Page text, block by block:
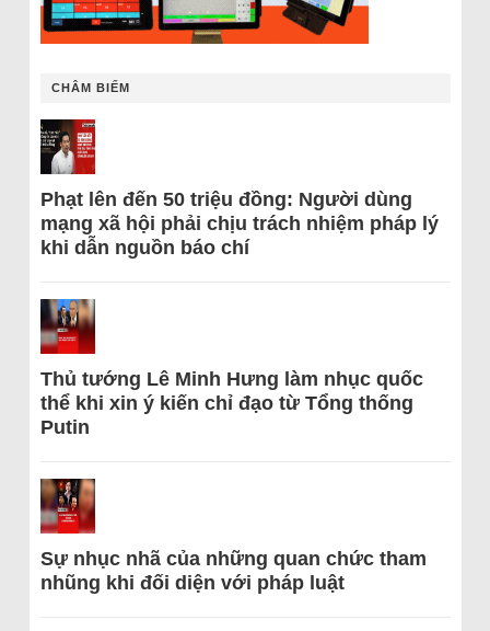
CHÂM BIẾM
Phạt lên đến 50 triệu đồng: Người dùng
mạng xã hội phải chịu trách nhiệm pháp lý
khi dẫn nguồn báo chí
Thủ tướng Lê Minh Hưng làm nhục quốc
thể khi xin ý kiến chỉ đạo từ Tổng thống
Putin
Sự nhục nhã của những quan chức tham
nhũng khi đối diện với pháp luật